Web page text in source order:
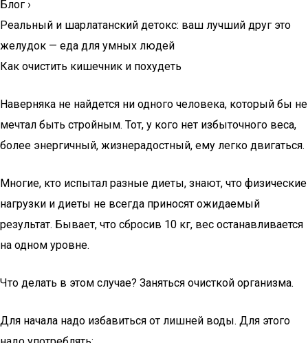
Блог ›
Реальный и шарлатанский детокс: ваш лучший друг это
желудок — еда для умных людей
Как очистить кишечник и похудеть
Наверняка не найдется ни одного человека, который бы не
мечтал быть стройным. Тот, у кого нет избыточного веса,
более энергичный, жизнерадостный, ему легко двигаться.
Многие, кто испытал разные диеты, знают, что физические
нагрузки и диеты не всегда приносят ожидаемый
результат. Бывает, что сбросив 10 кг, вес останавливается
на одном уровне.
Что делать в этом случае? Заняться очисткой организма.
Для начала надо избавиться от лишней воды. Для этого